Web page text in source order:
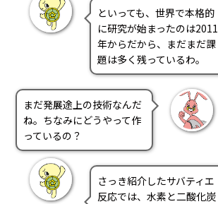
といっても、世界で本格的
に研究が始まったのは2011
年からだから、まだまだ課
題は多く残っているわ。
まだ発展途上の技術なんだ
ね。ちなみにどうやって作
っているの？
さっき紹介したサバティエ
反応では、水素と二酸化炭